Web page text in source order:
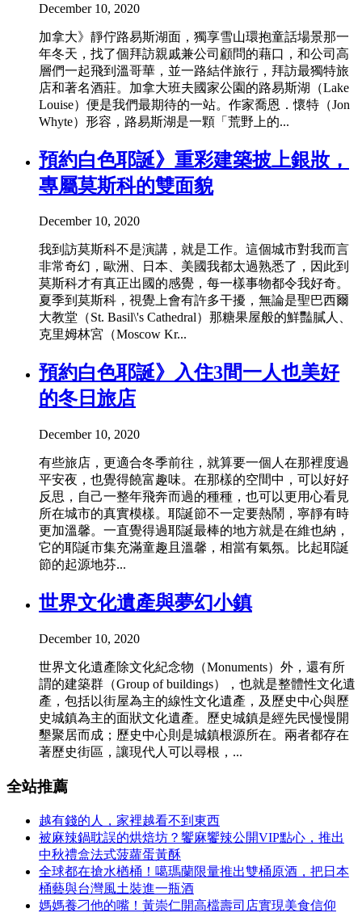
December 10, 2020
加拿大》靜佇路易斯湖面，獨享雪山環抱童話場景那一
年冬天，找了個拜訪親戚兼公司顧問的藉口，和公司高
層們一起飛到溫哥華，並一路結伴旅行，拜訪最獨特旅
店和著名酒莊。加拿大班夫國家公園的路易斯湖（Lake
Louise）便是我們最期待的一站。作家喬恩．懷特（Jon
Whyte）形容，路易斯湖是一顆「荒野上的...
預約白色耶誕》重彩建築披上銀妝，
專屬莫斯科的雙面貌
December 10, 2020
我到訪莫斯科不是演講，就是工作。這個城市對我而言
非常奇幻，歐洲、日本、美國我都太過熟悉了，因此到
莫斯科才有真正出國的感覺，每一樣事物都令我好奇。
夏季到莫斯科，視覺上會有許多干擾，無論是聖巴西爾
大教堂（St. Basil\'s Cathedral）那糖果屋般的鮮豔膩人、
克里姆林宮（Moscow Kr...
預約白色耶誕》入住3間一人也美好
的冬日旅店
December 10, 2020
有些旅店，更適合冬季前往，就算要一個人在那裡度過
平安夜，也覺得饒富趣味。在那樣的空間中，可以好好
反思，自己一整年飛奔而過的種種，也可以更用心看見
所在城市的真實模樣。耶誕節不一定要熱鬧，寧靜有時
更加溫馨。一直覺得過耶誕最棒的地方就是在維也納，
它的耶誕市集充滿童趣且溫馨，相當有氣氛。比起耶誕
節的起源地芬...
世界文化遺產與夢幻小鎮
December 10, 2020
世界文化遺產除文化紀念物（Monuments）外，還有所
謂的建築群（Group of buildings），也就是整體性文化遺
產，包括以街屋為主的線性文化遺產，及歷史中心與歷
史城鎮為主的面狀文化遺產。歷史城鎮是經先民慢慢開
墾聚居而成；歷史中心則是城鎮根源所在。兩者都存在
著歷史街區，讓現代人可以尋根，...
全站推薦
越有錢的人，家裡越看不到東西
被麻辣鍋耽誤的烘焙坊？饗麻饗辣公開VIP點心，推出
中秋禮盒法式菠蘿蛋黃酥
全球都在搶水楢桶！噶瑪蘭限量推出雙桶原酒，把日本
桶藝與台灣風土裝進一瓶酒
媽媽養刁他的嘴！黃崇仁開高檔壽司店實現美食信仰